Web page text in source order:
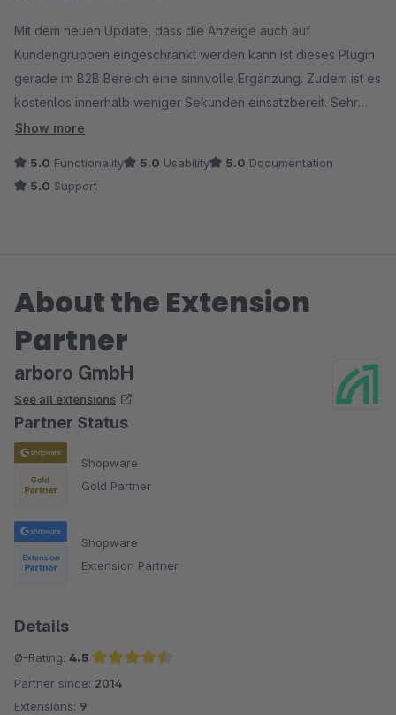
Viele Grüße
Ihr arboro.de Team
Mit dem neuen Update, dass die Anzeige auch auf
Kundengruppen eingeschränkt werden kann ist dieses Plugin
gerade im B2B Bereich eine sinnvolle Ergänzung. Zudem ist es
kostenlos innerhalb weniger Sekunden einsatzbereit. Sehr
gut. Weiter so!
Show more
5.0 Functionality 5.0 Usability 5.0 Documentation
5.0 Support
About the Extension
Partner
arboro GmbH
See all extensions
Partner Status
Shopware
Gold Partner
Shopware
Extension Partner
Details
Ø-Rating: 4.5
Average rating of 4.5 out of 5 stars
Partner since: 2014
Extensions: 9